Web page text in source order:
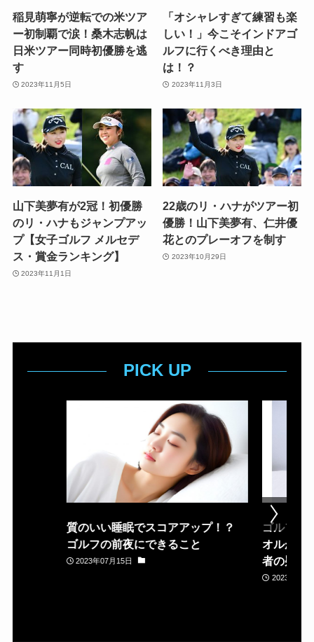
稲見萌寧が逆転での米ツア
ー初制覇で涙！桑木志帆は
日米ツアー同時初優勝を逃
す
2023年11月5日
「オシャレすぎて練習も楽
しい！」今こそインドアゴ
ルフに行くべき理由と
は！？
2023年11月3日
山下美夢有が2冠！初優勝
のリ・ハナもジャンプアッ
プ【女子ゴルフ メルセデ
ス・賞金ランキング】
2023年11月1日
22歳のリ・ハナがツアー初
優勝！山下美夢有、仁井優
花とのプレーオフを制す
2023年10月29日
PICK UP
質のいい睡眠でスコアアップ！？
ゴルフの前夜にできること
2023年07月15日
ゴルフ場
オルが置
者の疑問
2023年05月